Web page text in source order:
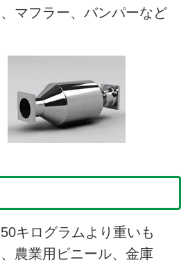
マフラー、バンパーなど
キログラムより重いも
農業用ビニール、金庫